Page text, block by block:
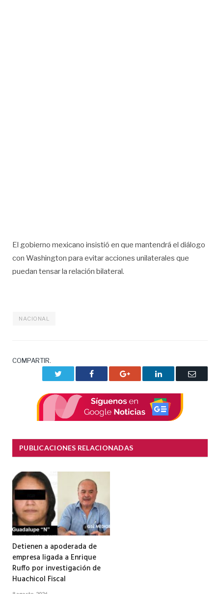
El gobierno mexicano insistió en que mantendrá el diálogo
con Washington para evitar acciones unilaterales que
puedan tensar la relación bilateral.
NACIONAL
COMPARTIR.
Facebook Google+ LinkedIn
Correo
PUBLICACIONES RELACIONADAS
Detienen a apoderada de
empresa ligada a Enrique
Ruffo por investigación de
Huachicol Fiscal